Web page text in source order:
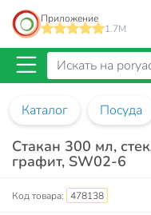
Приложение
1.7M
Каталог Посуда
Стакан 300 мл,
графит, SW02-6
Код товара: 478138